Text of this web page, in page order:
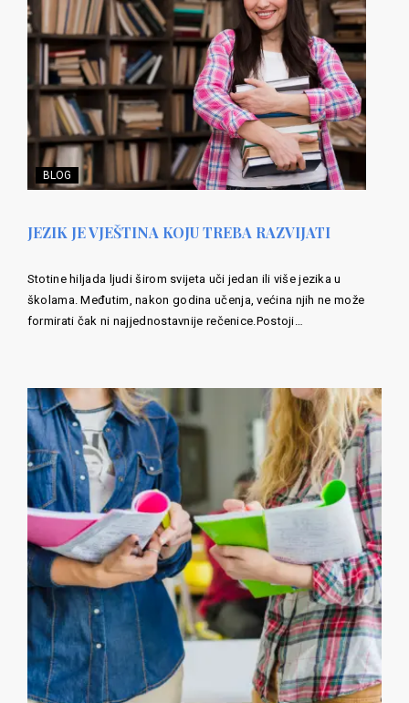
BLOG
JEZIK JE VJEŠTINA KOJU TREBA RAZVIJATI
Stotine hiljada ljudi širom svijeta uči jedan ili više jezika u
školama. Međutim, nakon godina učenja, većina njih ne može
formirati čak ni najjednostavnije rečenice.Postoji…